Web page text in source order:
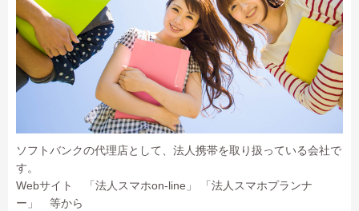
ソフトバンクの代理店として、法人携帯を取り扱っている会社で
す。
Webサイト 「法人スマホon-line」 「法人スマホプランナ
ー」 等から